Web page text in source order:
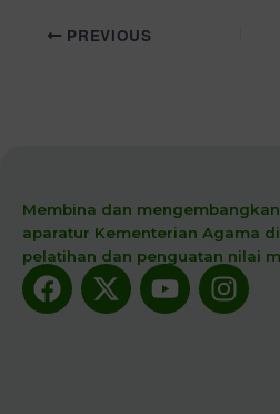
PREVIOUS
Membina dan
aparatur Kementerian Agama
pelatihan dan penguatan nilai
Facebook
X-
twitter
Youtube